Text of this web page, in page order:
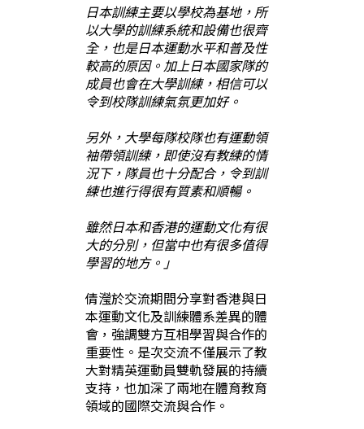
日本訓練主要以學校為基地，所
以大學的訓練系統和設備也很齊
全，也是日本運動水平和普及性
較高的原因。加上日本國家隊的
成員也會在大學訓練，相信可以
令到校隊訓練氣氛更加好。
另外，大學每隊校隊也有運動領
袖帶領訓練，即使沒有教練的情
況下，隊員也十分配合，令到訓
練也進行得很有質素和順暢。
雖然日本和香港的運動文化有很
大的分別，但當中也有很多值得
學習的地方。」
倩瀅於交流期間分享對香港與日
本運動文化及訓練體系差異的體
會，強調雙方互相學習與合作的
重要性。是次交流不僅展示了教
大對精英運動員雙軌發展的持續
支持，也加深了兩地在體育教育
領域的國際交流與合作。